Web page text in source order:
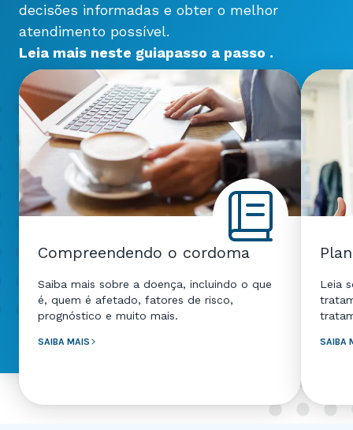
decisões informadas e obter o melhor
atendimento possível.
Leia mais neste guiapasso a passo .
Compreendendo o cordoma
Saiba mais sobre a doença, incluindo o que
é, quem é afetado, fatores de risco,
prognóstico e muito mais.
SAIBA MAIS
Leia
SAIBA